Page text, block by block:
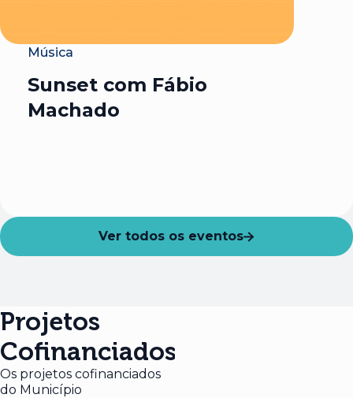
Música
Sunset com Fábio
Machado
Ver todos os eventos
Projetos
Cofinanciados
Os projetos cofinanciados
do Município